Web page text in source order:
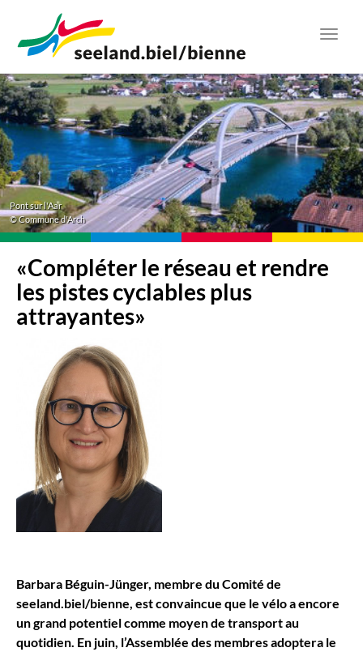
contenu
Toggle
Pont sur l'Aar
© Commune d'Arch
«Compléter le réseau et rendre
les pistes cyclables plus
attrayantes»
Barbara Béguin-Jünger, membre du Comité de
seeland.biel/bienne, est convaincue que le vélo a encore
un grand potentiel comme moyen de transport au
quotidien. En juin, l’Assemblée des membres adoptera le